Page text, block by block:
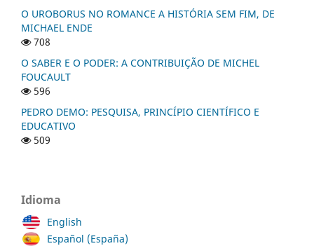
O UROBORUS NO ROMANCE A HISTÓRIA SEM FIM, DE
MICHAEL ENDE
708
O SABER E O PODER: A CONTRIBUIÇÃO DE MICHEL
FOUCAULT
596
PEDRO DEMO: PESQUISA, PRINCÍPIO CIENTÍFICO E
EDUCATIVO
509
Idioma
English
Español (España)